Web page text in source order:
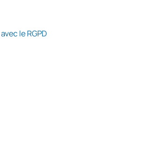
le RGPD